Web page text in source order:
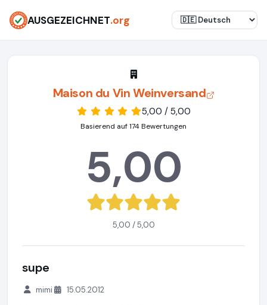
AUSGEZEICHNET.org
Maison du Vin Weinversand
5,00 / 5,00
Basierend auf 174 Bewertungen
5,00
5,00 / 5,00
supe
mimi 15.05.2012